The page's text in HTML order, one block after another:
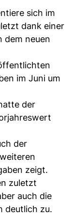
sich im
dank einer
dem neuen
im Juni um
der
der
zeigt.
zuletzt
auch die
deutlich zu.